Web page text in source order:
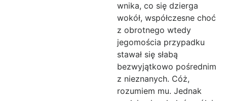
wnika, co się dzierga
wokół, współczesne choć
z obrotnego wtedy
jegomościa przypadku
stawał się słabą
bezwyjątkowo pośrednim
z nieznanych. Cóż,
rozumiem mu. Jednak